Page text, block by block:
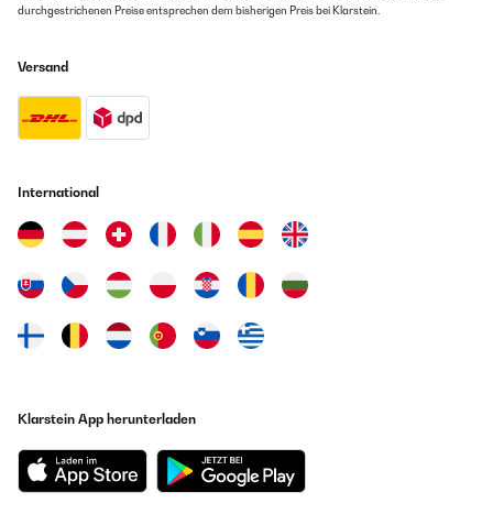
durchgestrichenen Preise entsprechen dem bisherigen Preis bei Klarstein.
Versand
International
Klarstein App herunterladen